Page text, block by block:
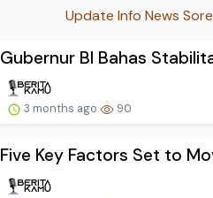
Update Info News
Gubernur BI Bahas
3 months ago 90
Five Key Factors Set to